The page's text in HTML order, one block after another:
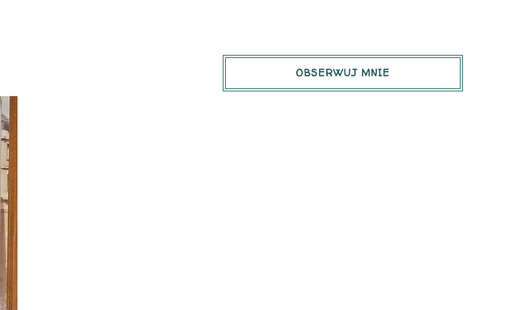
OBSERWUJ MNIE